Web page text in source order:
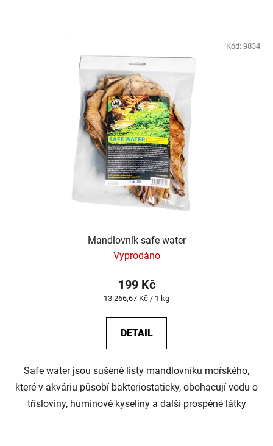
Mandlovník safe water
Vyprodáno
199 Kč
Měrná
13 266,67 Kč / 1 kg
DETAIL
Safe water jsou sušené listy mandlovníku mořského,
které v akváriu působí bakteriostaticky, obohacují vodu o
třísloviny, huminové kyseliny a další prospěné látky
Kód: 9834